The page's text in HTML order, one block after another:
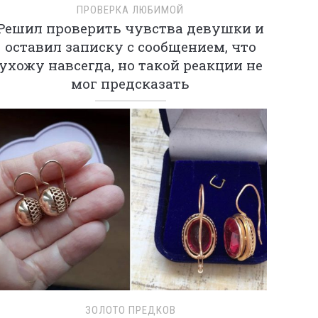
ПРОВЕРКА ЛЮБИМОЙ
проверить чувства девушки и
оставил записку с сообщением, что
навсегда, но такой реакции не
мог предсказать
ЗОЛОТО ПРЕДКОВ